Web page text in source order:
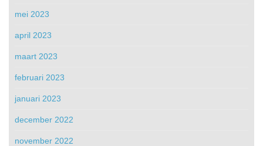
mei 2023
april 2023
maart 2023
februari 2023
januari 2023
december 2022
november 2022